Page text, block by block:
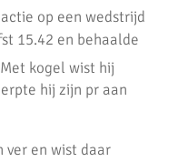
indoorwedstrijden
op een wedstrijd
15.42 en behaalde
kogel wist hij
hij zijn pr aan
ver en wist daar